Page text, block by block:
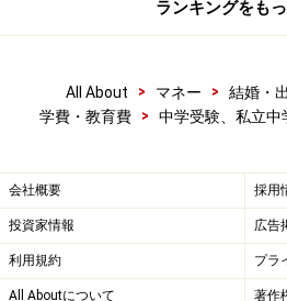
3年間特待では25万円＋（30万
万円、
月額×12と仮定
S特待生では初年度63万8000円
なので、中学3年まで受け取れた
＋53万8000円＋53万8000円＝
なります。開智は入学金10万円
ランキングをも
All About > マネー > 結婚・
学費・教育費
> 中学受験、私立中
会社概要 採用
投資家情報 広告
利用規約 プラ
All Aboutについて 著作